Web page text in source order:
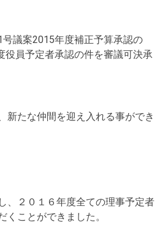
議案2015年度補正予算承認の
役員予定者承認の件を審議可決承
新たな仲間を迎え入れる事ができ
、２０１６年度全ての理事予定者
くことができました。